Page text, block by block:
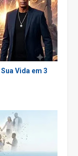
Vida em 3